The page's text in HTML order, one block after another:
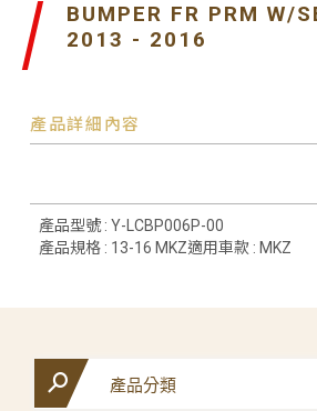
BUMPER FR PRM W/
2013 - 2016
產品詳細內容
產品型號 : Y-LCBP006P-00
產品規格 : 13-16 MKZ適用車款 : MKZ